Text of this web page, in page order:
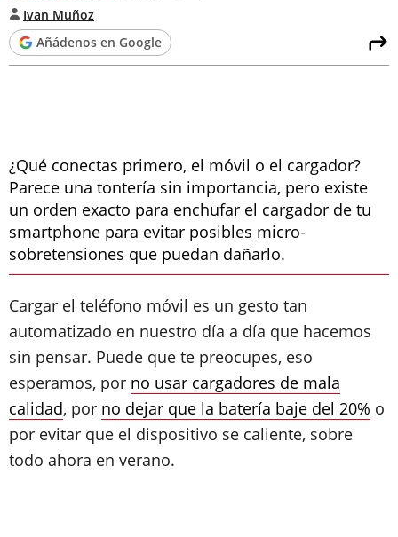
Ivan Muñoz
Añádenos en Google
¿Qué conectas primero, el móvil o el cargador?
Parece una tontería sin importancia, pero existe
un orden exacto para enchufar el cargador de tu
smartphone para evitar posibles micro-
sobretensiones que puedan dañarlo.
Cargar el teléfono móvil es un gesto tan
automatizado en nuestro día a día que hacemos
sin pensar. Puede que te preocupes, eso
esperamos, por no usar cargadores de mala
calidad, por no dejar que la batería baje del 20% o
por evitar que el dispositivo se caliente, sobre
todo ahora en verano.